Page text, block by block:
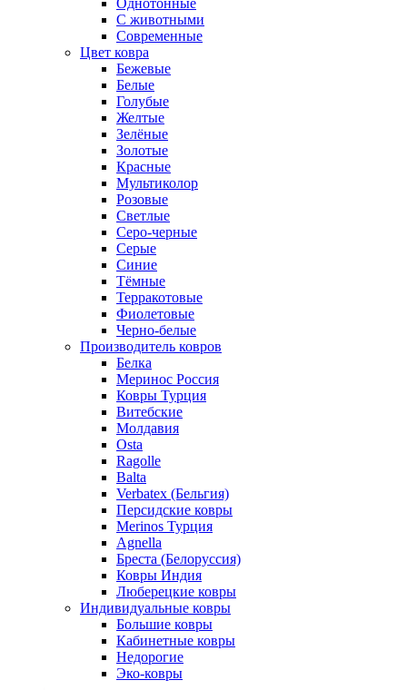
Однотонные
С животными
Современные
Цвет ковра
Бежевые
Белые
Голубые
Желтые
Зелёные
Золотые
Красные
Мультиколор
Розовые
Светлые
Серо-черные
Серые
Синие
Тёмные
Терракотовые
Фиолетовые
Черно-белые
Производитель ковров
Белка
Меринос Россия
Ковры Турция
Витебские
Молдавия
Osta
Ragolle
Balta
Verbatex (Бельгия)
Персидские ковры
Merinos Турция
Agnella
Бреста (Белоруссия)
Ковры Индия
Люберецкие ковры
Индивидуальные ковры
Большие ковры
Кабинетные ковры
Недорогие
Эко-ковры